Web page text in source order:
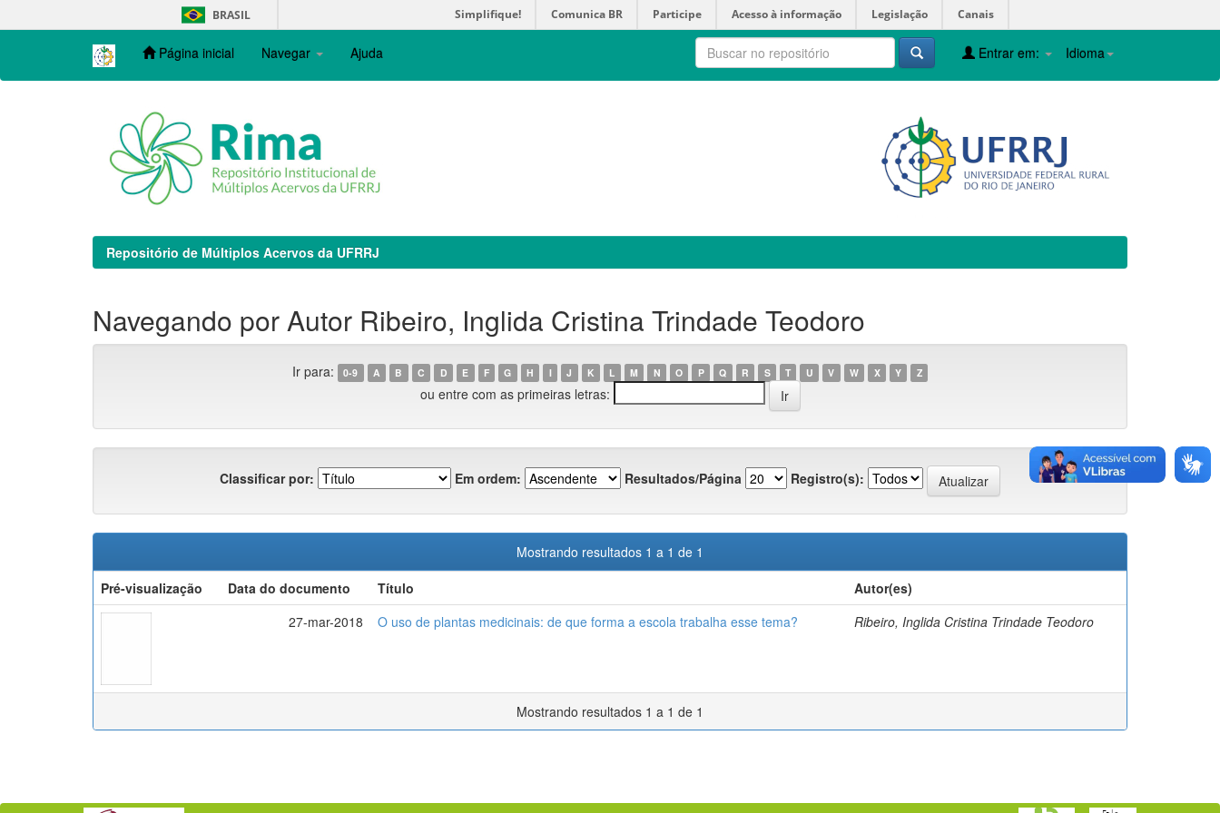
navigation
BRASIL Simplifique! Comunica BR Participe Acesso à informação Legislação Canais
Página inicial Navegar Ajuda Idioma
Entrar em:
Repositório de Múltiplos Acervos da UFRRJ
Navegando por Autor Ribeiro, Inglida Cristina Trindade Teodoro
Ir para: 0-9 A B C D E F G H I J K L M N O P Q R S T U V W X Y Z
ou entre com as primeiras letras:
Classificar por: Em ordem: Resultados/Página Registro(s):
Mostrando resultados 1 a 1 de 1
Pré-visualização
Data do documento Título
Autor(es)
27-mar-2018
O uso de plantas medicinais: de que forma a escola trabalha esse tema? Ribeiro, Inglida Cristina Trindade Teodoro
Mostrando resultados 1 a 1 de 1